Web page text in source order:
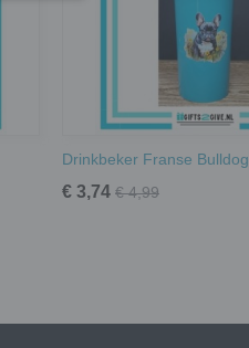
Drinkbeker Franse Bulldog
€ 3,74 € 4,99